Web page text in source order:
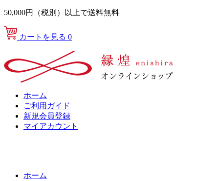
50,000円（税別）以上で送料無料
カートを見る 0
ホーム
ご利用ガイド
新規会員登録
マイアカウント
ホーム